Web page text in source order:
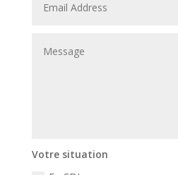
Votre situation